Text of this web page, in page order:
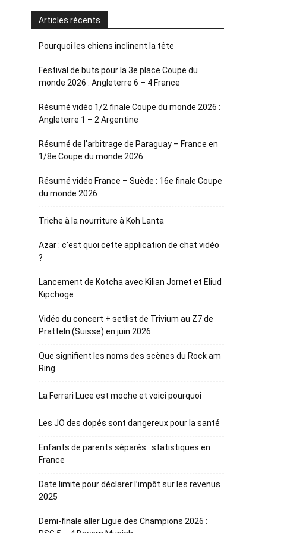
Articles récents
Pourquoi les chiens inclinent la tête
Festival de buts pour la 3e place Coupe du
monde 2026 : Angleterre 6 – 4 France
Résumé vidéo 1/2 finale Coupe du monde 2026 :
Angleterre 1 – 2 Argentine
Résumé de l’arbitrage de Paraguay – France en
1/8e Coupe du monde 2026
Résumé vidéo France – Suède : 16e finale Coupe
du monde 2026
Triche à la nourriture à Koh Lanta
Azar : c’est quoi cette application de chat vidéo
?
Lancement de Kotcha avec Kilian Jornet et Eliud
Kipchoge
Vidéo du concert + setlist de Trivium au Z7 de
Pratteln (Suisse) en juin 2026
Que signifient les noms des scènes du Rock am
Ring
La Ferrari Luce est moche et voici pourquoi
Les JO des dopés sont dangereux pour la santé
Enfants de parents séparés : statistiques en
France
Date limite pour déclarer l’impôt sur les revenus
2025
Demi-finale aller Ligue des Champions 2026 :